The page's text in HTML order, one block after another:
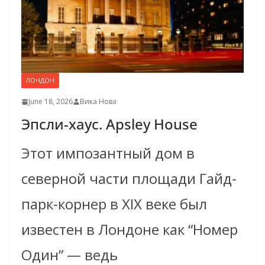
ЛОНДОН
June 18, 2026 Вика Нова
Эпсли-хаус. Apsley House
Этот импозантный дом в
северной части площади Гайд-
парк-корнер в XIX веке был
известен в Лондоне как “Номер
Один” — ведь